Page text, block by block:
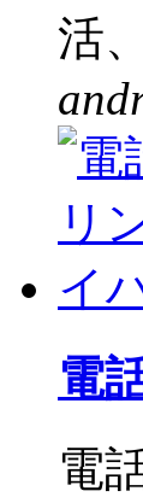
活
電
電